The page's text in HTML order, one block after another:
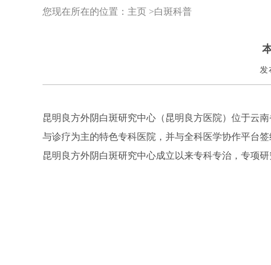
您现在所在的位置： 主页 >白斑科普
发
昆明良方外阴白斑研究中心（昆明良方医院）位于云
与诊疗为主的特色专科医院，并与全科医学协作平台
昆明良方外阴白斑研究中心成立以来专科专治，专项